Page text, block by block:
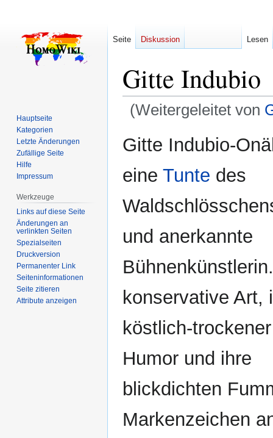
Gitte Indubio
(Weitergeleitet von
Navigation
Suche
Gitte Indubio-
eine Tunte des
und anerkannte
konservative Art,
köstlich-trockener
Humor und ihre
blickdichten
Markenzeichen
Seite Diskussion Lesen
Hauptseite
Kategorien
Letzte Änderungen
Zufällige Seite
Hilfe
Impressum
Werkzeuge
Links auf diese Seite
Änderungen an
verlinkten Seiten
Spezialseiten
Druckversion
Permanenter Link
Seiten­­informationen
Seite zitieren
Attribute anzeigen